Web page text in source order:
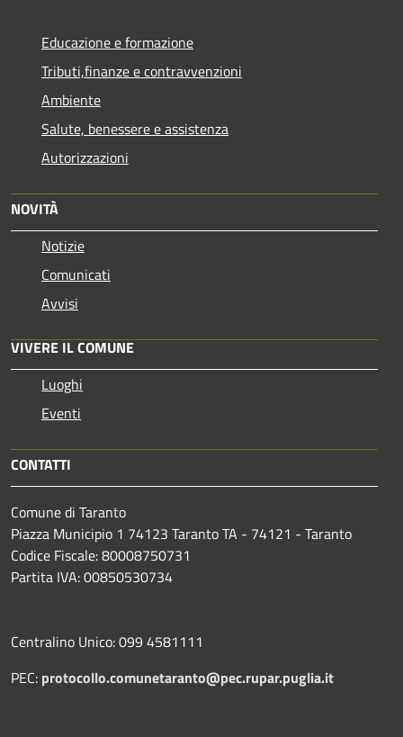
Educazione e formazione
Tributi,finanze e contravvenzioni
Ambiente
Salute, benessere e assistenza
Autorizzazioni
NOVITÀ
Notizie
Comunicati
Avvisi
VIVERE IL COMUNE
Luoghi
Eventi
CONTATTI
Comune di Taranto
Piazza Municipio 1 74123 Taranto TA - 74121 - Taranto
Codice Fiscale: 80008750731
Partita IVA: 00850530734
Centralino Unico: 099 4581111
PEC: protocollo.comunetaranto@pec.rupar.puglia.it